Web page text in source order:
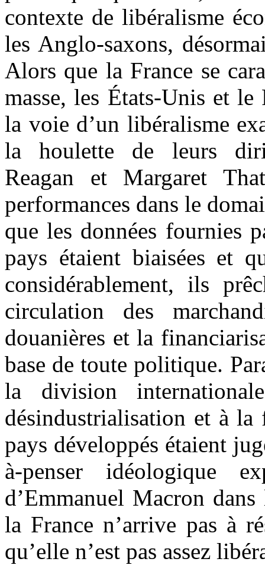
contexte de libéralisme
les Anglo-saxons,
Alors que la France se
masse, les États-Unis et
la voie d’un libéralisme
la houlette de leurs
Reagan et Margaret
performances dans le
que les données fournies
pays étaient biaisées et
considérablement, ils
circulation des
douanières et la
base de toute politique.
la division
désindustrialisation et à
pays développés étaient
à-penser idéologique
d’Emmanuel Macron
la France n’arrive pas à
qu’elle n’est pas assez